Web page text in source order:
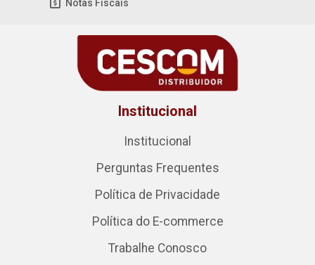
Notas Fiscais
Institucional
Institucional
Perguntas Frequentes
Política de Privacidade
Política do E-commerce
Trabalhe Conosco